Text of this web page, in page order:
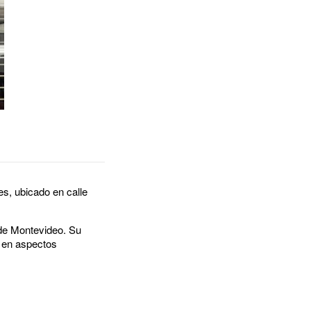
ubicado en calle
Montevideo. Su
aspectos